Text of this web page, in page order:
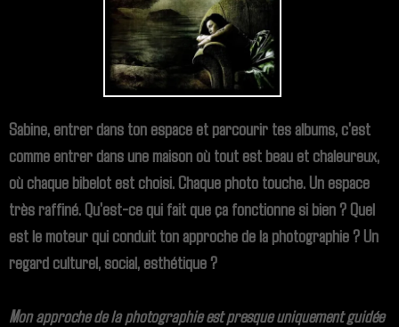
Sabine, entrer dans ton espace et parcourir tes albums, c'est
comme entrer dans une maison où tout est beau et chaleureux,
où chaque bibelot est choisi. Chaque photo touche. Un espace
très raffiné. Qu'est-ce qui fait que ça fonctionne si bien ? Quel
est le moteur qui conduit ton approche de la photographie ? Un
regard culturel, social, esthétique ?
Mon approche de la photographie est presque uniquement guidée